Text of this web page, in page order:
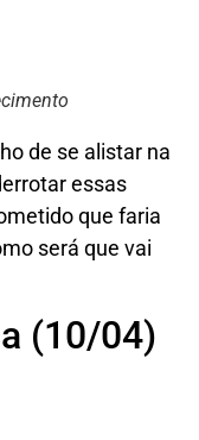
de se alistar na
essas
que faria
será que vai
(10/04)